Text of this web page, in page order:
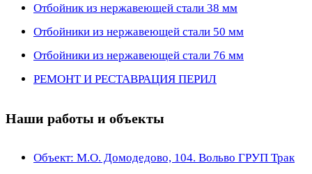
Отбойник из нержавеющей стали 38 мм
Отбойники из нержавеющей стали 50 мм
Отбойники из нержавеющей стали 76 мм
РЕМОНТ И РЕСТАВРАЦИЯ ПЕРИЛ
Наши работы и объекты
Объект: М.О. Домодедово, 104. Вольво ГРУП Трак